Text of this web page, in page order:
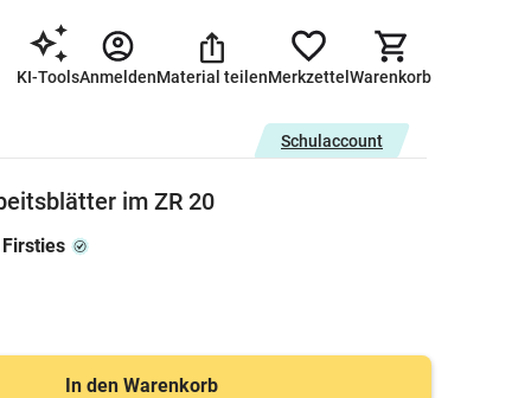
KI-ToolsAnmeldenMaterial teilenMerkzettel Warenkorb
Schulaccount
im ZR 20
In den Warenkorb